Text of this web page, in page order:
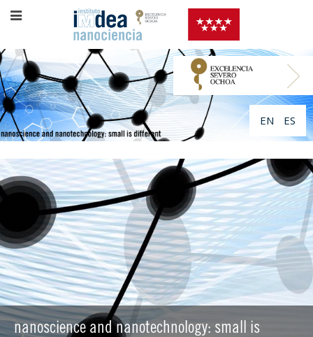
EN ES
nanoscience and nanotechnology: small is